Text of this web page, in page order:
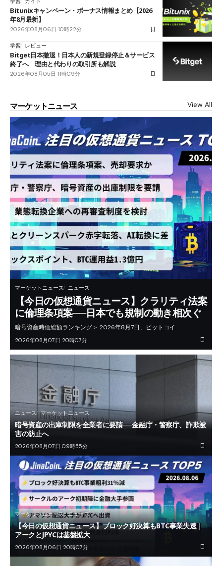
Bitunixキャンペーン・ボーナス情報まとめ【2026
年8月最新】
2026年08月06日 10時22分
学習 レビュー
Bitget日本撤退！日本人の新規登録停止＆サービス
終了へ 理由と代わりの取引所も解説
2026年08月05日 11時09分
マーケットニュース View All
マーケットニュース ニュース
【今日の仮想通貨ニュース】クラリティ法案
に倫理条項案──日本でも規制の動き相次ぐ
暗号資産時価総額ランキング＞ 2026年8月7日、ビットコイ…
2026年08月07日 20時07分
ニュース マーケットニュース
暗号資産の出庫制限を全業者に要請──金融庁・警察庁、詐欺被
害の防止へ
2026年08月07日 09時55分
マーケットニュース ニュース
【今日の仮想通貨ニュース】ブロック好決算もBTC事業失速｜
アークとJPYCは基盤拡大
2026年08月06日 20時07分